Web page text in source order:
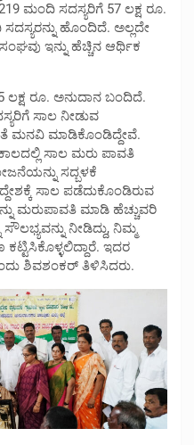
ಮಂದಿ ಸದಸ್ಯರಿಗೆ 57 ಲಕ್ಷ ರೂ.
ಹೊಂದಿದೆ. ಅಲ್ಲದೇ
ಇನ್ನು ಹೆಚ್ಚಿನ ಆರ್ಥಿಕ
ಲಕ್ಷ ರೂ. ಅನುದಾನ ಬಂದಿದೆ.
ಸಾಲ ನೀಡುವ
ಮನವಿ ಮಾಡಿಕೊಂಡಿದ್ದೇವೆ.
ಸಾಲ ಮರು ಪಾವತಿ
ಸದ್ಬಳಕೆ
ಸಾಲ ಪಡೆದುಕೊಂಡಿರುವ
ಮರುಪಾವತಿ ಮಾಡಿ ಹೆಚ್ಚುವರಿ
ನೀಡಿದ್ದು, ನಿಮ್ಮ
ಇದರ
ಶಿವಶಂಕರ್ ತಿಳಿಸಿದರು.